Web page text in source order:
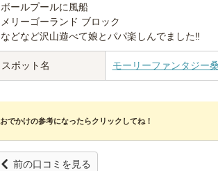
ボールプールに風船
メリーゴーランド ブロック
などなど沢山遊べて娘とパパ楽しんでました‼️
スポット名 モーリーファンタジー
おでかけの参考になったらクリックしてね！
前の口コミを見る